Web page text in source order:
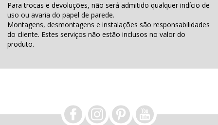
Para trocas e devoluções, não será admitido qualquer indício de
uso ou avaria do papel de parede.
Montagens, desmontagens e instalações são responsabilidades
do cliente. Estes serviços não estão inclusos no valor do
produto.